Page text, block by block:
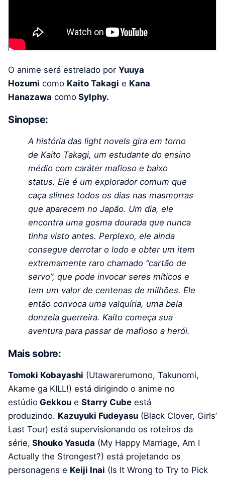
O anime será estrelado por Yuuya
Hozumi como Kaito Takagi e Kana
Hanazawa como Sylphy.
Sinopse:
A história das light novels gira em torno
de Kaito Takagi, um estudante do ensino
médio com caráter mafioso e baixo
status. Ele é um explorador comum que
caça slimes todos os dias nas masmorras
que aparecem no Japão. Um dia, ele
encontra uma gosma dourada que nunca
tinha visto antes. Perplexo, ele ainda
consegue derrotar o lodo e obter um item
extremamente raro chamado “cartão de
servo”, que pode invocar seres míticos e
tem um valor de centenas de milhões. Ele
então convoca uma valquíria, uma bela
donzela guerreira. Kaito começa sua
aventura para passar de mafioso a herói.
Mais sobre:
Tomoki Kobayashi (Utawarerumono, Takunomi,
Akame ga KILL!) está dirigindo o anime no
estúdio Gekkou e Starry Cube está
produzindo. Kazuyuki Fudeyasu (Black Clover, Girls’
Last Tour) está supervisionando os roteiros da
série, Shouko Yasuda (My Happy Marriage, Am I
Actually the Strongest?) está projetando os
personagens e Keiji Inai (Is It Wrong to Try to Pick